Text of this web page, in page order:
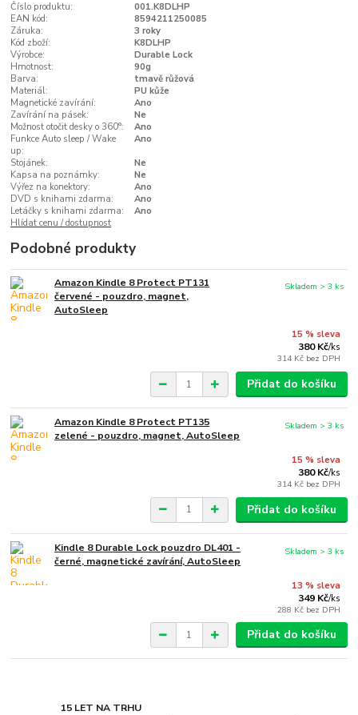
Číslo produktu:
001.K8DLHP
EAN kód:
8594211250085
Záruka:
3 roky
Kód zboží:
K8DLHP
Výrobce:
Durable Lock
Hmotnost:
90g
Barva:
tmavě růžová
Materiál:
PU kůže
Magnetické zavírání:
Ano
Zavírání na pásek:
Ne
Možnost otočit desky o 360°:
Ano
Funkce Auto sleep / Wake
up:
Ano
Stojánek:
Ne
Kapsa na poznámky:
Ne
Výřez na konektory:
Ano
DVD s knihami zdarma:
Ano
Letáčky s knihami zdarma:
Ano
Hlídat cenu / dostupnost
Podobné produkty
Amazon Kindle 8 Protect PT131
červené - pouzdro, magnet,
AutoSleep
15 % sleva
380 Kč/ks
314 Kč bez DPH
Skladem > 3 ks
Přidat do košíku
Amazon Kindle 8 Protect PT135
zelené - pouzdro, magnet, AutoSleep
15 % sleva
380 Kč/ks
314 Kč bez DPH
Skladem > 3 ks
Přidat do košíku
Kindle 8 Durable Lock pouzdro DL401 -
černé, magnetické zavírání, AutoSleep
13 % sleva
349 Kč/ks
288 Kč bez DPH
Skladem > 3 ks
Přidat do košíku
15 LET NA TRHU